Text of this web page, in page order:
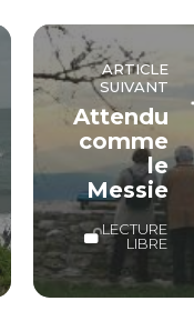
ARTICLE
SUIVANT
Attendu
comme
le
Messie
LECTURE
LIBRE